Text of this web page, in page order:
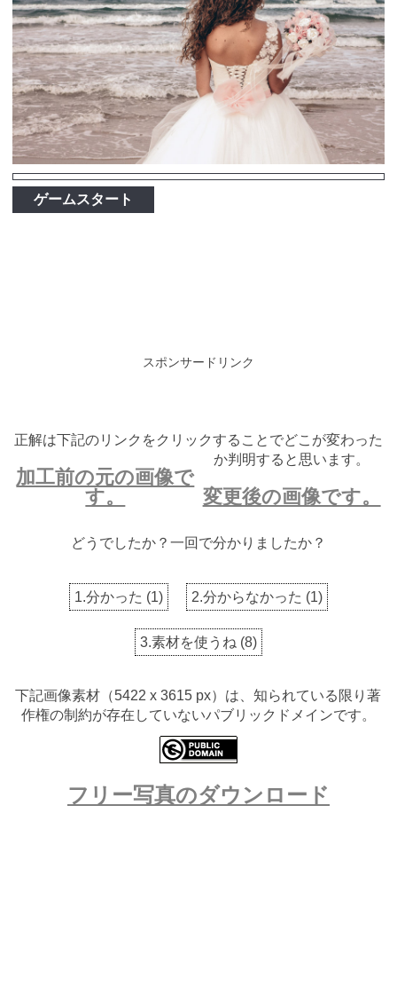
ゲームスタート
スポンサードリンク
正解は下記のリンクをクリックすることでどこが変わった
か判明すると思います。
加工前の元の画像で
す。
変更後の画像です。
どうでしたか？一回で分かりましたか？
1.分かった (1) 2.分からなかった (1)
3.素材を使うね (8)
下記画像素材（5422 x 3615 px）は、知られている限り著
作権の制約が存在していないパブリックドメインです。
フリー写真のダウンロード